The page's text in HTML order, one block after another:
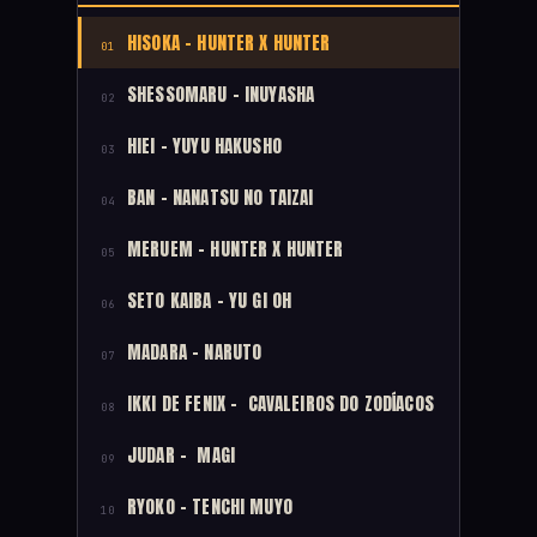
01 HISOKA – HUNTER X HUNTER
02 SHESSOMARU – INUYASHA
03 HIEI – YUYU HAKUSHO
04 BAN – NANATSU NO TAIZAI
05 MERUEM – HUNTER X HUNTER
06 SETO KAIBA – YU GI OH
07 MADARA – NARUTO
08 IKKI DE FENIX – CAVALEIROS DO ZODÍACOS
09 JUDAR – MAGI
10 RYOKO – TENCHI MUYO